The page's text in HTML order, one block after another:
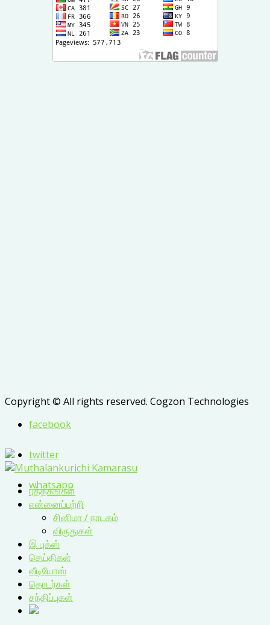
Copyright © All rights reserved. Cogzon Technologies
facebook
twitter
whatsapp
புத்தகங்கள்
என்னைப்பற்றி
சினிமா / நாடகம்
விருதுகள்
இ புக்ஸ்
செய்திகள்
வீடியோஸ்
தொடர்கள்
சந்திப்புகள்